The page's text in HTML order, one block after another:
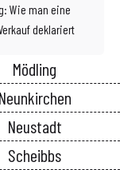
Wie man eine
deklariert
Mödling
Neunkirchen
Neustadt
Scheibbs